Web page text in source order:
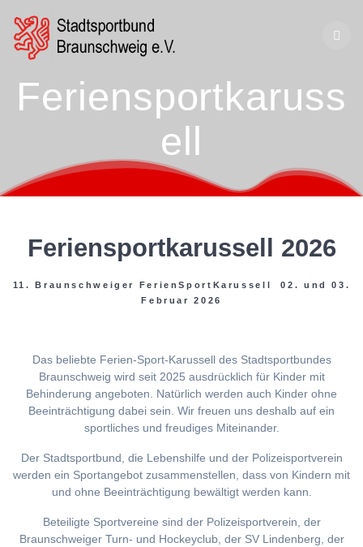
Feriensportkaruss
ell
Feriensportkarussell 2026
11. Braunschweiger FerienSportKarussell 02. und 03.
Februar 2026
Das beliebte Ferien-Sport-Karussell des Stadtsportbundes
Braunschweig wird seit 2025 ausdrücklich für Kinder mit
Behinderung angeboten. Natürlich werden auch Kinder ohne
Beeinträchtigung dabei sein. Wir freuen uns deshalb auf ein
sportliches und freudiges Miteinander.
Der Stadtsportbund, die Lebenshilfe und der Polizeisportverein
werden ein Sportangebot zusammenstellen, dass von Kindern mit
und ohne Beeinträchtigung bewältigt werden kann.
Beteiligte Sportvereine sind der Polizeisportverein, der
Braunschweiger Turn- und Hockeyclub, der SV Lindenberg, der